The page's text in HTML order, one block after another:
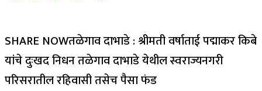
SHARE NOWतळेगाव दाभाडे : श्रीमती वर्षाताई पद्माकर किबे
यांचे दुःखद निधन तळेगाव दाभाडे येथील स्वराज्यनगरी
परिसरातील रहिवासी तसेच पैसा फंड